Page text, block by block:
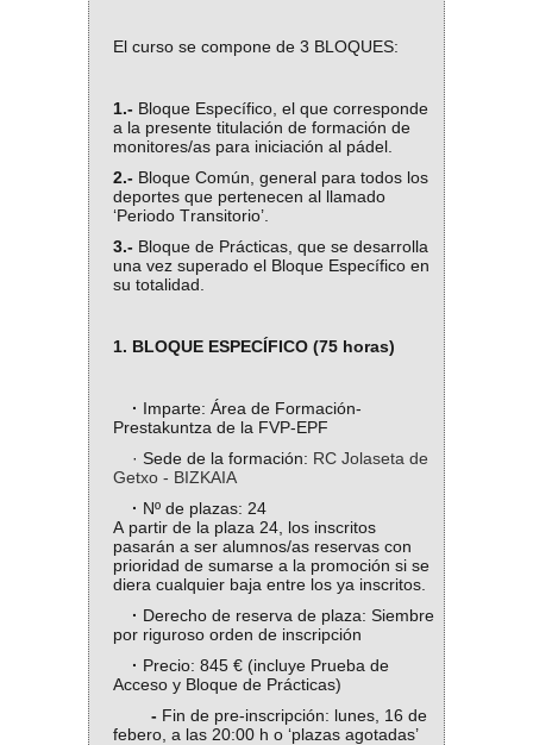
El curso se compone de 3 BLOQUES:
1.- Bloque Específico, el que corresponde
a la presente titulación de formación de
monitores/as para iniciación al pádel.
2.- Bloque Común, general para todos los
deportes que pertenecen al llamado
‘Periodo Transitorio’.
3.- Bloque de Prácticas, que se desarrolla
una vez superado el Bloque Específico en
su totalidad.
1. BLOQUE ESPECÍFICO (75 horas)
· Imparte: Área de Formación-
Prestakuntza de la FVP-EPF
· Sede de la formación: RC Jolaseta de
Getxo - BIZKAIA
· Nº de plazas: 24
A partir de la plaza 24, los inscritos
pasarán a ser alumnos/as reservas con
prioridad de sumarse a la promoción si se
diera cualquier baja entre los ya inscritos.
· Derecho de reserva de plaza: Siembre
por riguroso orden de inscripción
· Precio: 845 € (incluye Prueba de
Acceso y Bloque de Prácticas)
- Fin de pre-inscripción: lunes, 16 de
febero, a las 20:00 h o ‘plazas agotadas’